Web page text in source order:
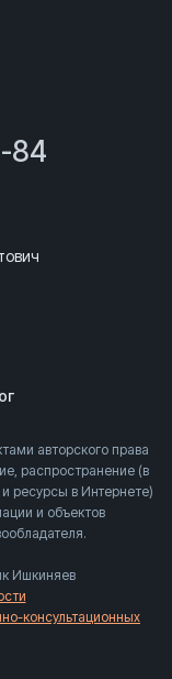
84
авторского права
распространение (в
ресурсы в Интернете)
и объектов
Ишкиняев
консультационных